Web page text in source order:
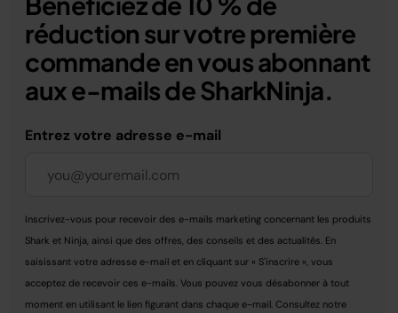
réduction sur votre première
commande en vous abonnant
aux e-mails de SharkNinja.
Entrez votre adresse e-mail
Inscrivez-vous pour recevoir des e-mails marketing concernant les produits
Shark et Ninja, ainsi que des offres, des conseils et des actualités. En
saisissant votre adresse e-mail et en cliquant sur « S'inscrire », vous
acceptez de recevoir ces e-mails. Vous pouvez vous désabonner à tout
moment en utilisant le lien figurant dans chaque e-mail. Consultez notre